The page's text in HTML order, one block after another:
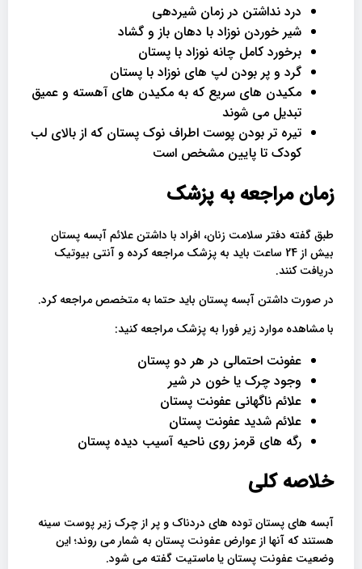
درد نداشتن در زمان شیردهی
شیر خوردن نوزاد با دهان باز و گشاد
برخورد کامل چانه نوزاد با پستان
گرد و پر بودن لپ های نوزاد با پستان
مکیدن های سریع که به مکیدن های آهسته و عمیق
تبدیل می شوند
تیره تر بودن پوست اطراف نوک پستان که از بالای لب
کودک تا پایین مشخص است
زمان مراجعه به پزشک
طبق گفته دفتر سلامت زنان، افراد با داشتن علائم آبسه پستان
بیش از 24 ساعت باید به پزشک مراجعه کرده و آنتی بیوتیک
دریافت کنند.
در صورت داشتن آبسه پستان باید حتما به متخصص مراجعه کرد.
با مشاهده موارد زیر فورا به پزشک مراجعه کنید:
عفونت احتمالی در هر دو پستان
وجود چرک یا خون در شیر
علائم ناگهانی عفونت پستان
علائم شدید عفونت پستان
رگه های قرمز روی ناحیه آسیب دیده پستان
خلاصه کلی
آبسه های پستان توده های دردناک و پر از چرک زیر پوست سینه
هستند که آنها از عوارض عفونت پستان به شمار می روند؛ این
وضعیت عفونت پستان یا ماستیت گفته می شود.